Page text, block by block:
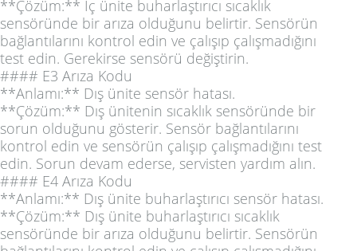
**Çözüm:** İç ünite buharlaştırıcı sıcaklık
sensöründe bir arıza olduğunu belirtir. Sensörün
bağlantılarını kontrol edin ve çalışıp çalışmadığını
test edin. Gerekirse sensörü değiştirin.
#### E3 Arıza Kodu
**Anlamı:** Dış ünite sensör hatası.
**Çözüm:** Dış ünitenin sıcaklık sensöründe bir
sorun olduğunu gösterir. Sensör bağlantılarını
kontrol edin ve sensörün çalışıp çalışmadığını test
edin. Sorun devam ederse, servisten yardım alın.
#### E4 Arıza Kodu
**Anlamı:** Dış ünite buharlaştırıcı sensör hatası.
**Çözüm:** Dış ünite buharlaştırıcı sıcaklık
sensöründe bir arıza olduğunu belirtir. Sensörün